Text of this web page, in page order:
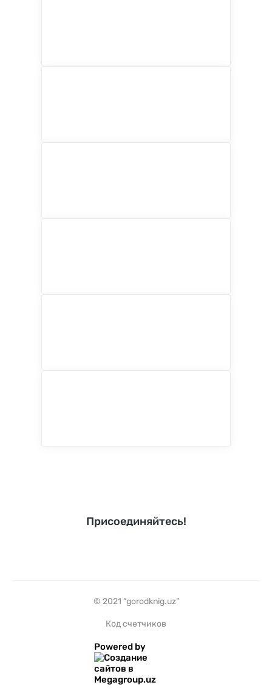
Присоединяйтесь!
© 2021 “gorodknig.uz”
Код счетчиков
Powered by